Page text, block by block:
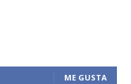
ME GUSTA